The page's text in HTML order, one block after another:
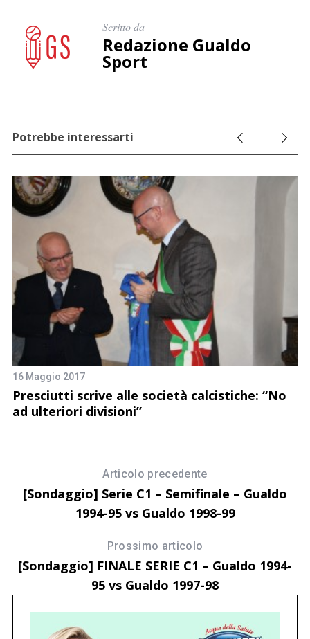
Scritto da
Redazione Gualdo
Sport
Potrebbe interessarti
16 Maggio 2017
Presciutti scrive alle società calcistiche: “No
ad ulteriori divisioni”
Articolo precedente
[Sondaggio] Serie C1 – Semifinale – Gualdo
1994-95 vs Gualdo 1998-99
Prossimo articolo
[Sondaggio] FINALE SERIE C1 – Gualdo 1994-
95 vs Gualdo 1997-98